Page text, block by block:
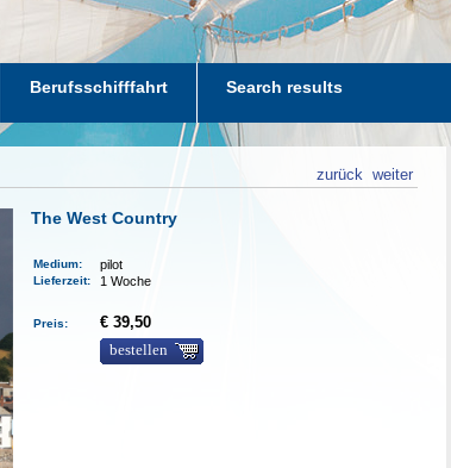
Berufsschifffahrt Search results
weiter
zurück
The West Country
Medium: pilot
Lieferzeit: 1 Woche
Preis:
€ 39,50
bestellen